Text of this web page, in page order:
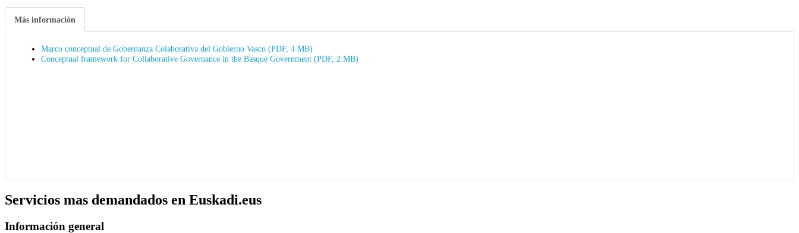
Más información
Marco conceptual de Gobernanza Colaborativa del Gobierno Vasco (PDF, 4 MB)
Conceptual framework for Collaborative Governance in the Basque Government (PDF, 2 MB)
Servicios mas demandados en Euskadi.eus
Información general